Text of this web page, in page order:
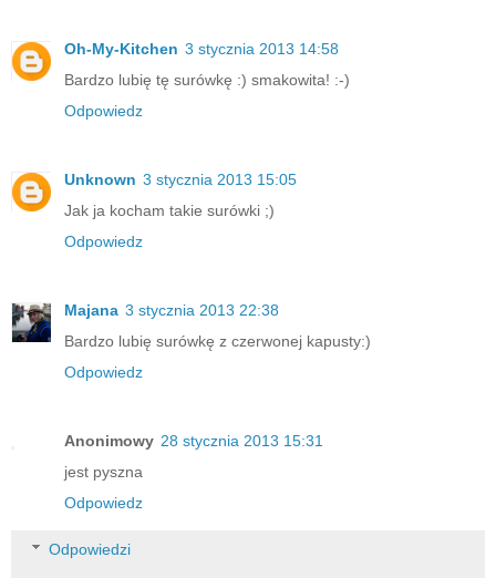
Oh-My-Kitchen 3 stycznia 2013 14:58
Bardzo lubię tę surówkę :) smakowita! :-)
Odpowiedz
Unknown 3 stycznia 2013 15:05
Jak ja kocham takie surówki ;)
Odpowiedz
Majana 3 stycznia 2013 22:38
Bardzo lubię surówkę z czerwonej kapusty:)
Odpowiedz
Anonimowy 28 stycznia 2013 15:31
jest pyszna
Odpowiedz
Odpowiedzi